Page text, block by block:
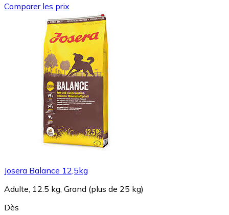
Comparer les prix
Josera Balance 12,5kg
Adulte, 12.5 kg, Grand (plus de 25 kg)
Dès